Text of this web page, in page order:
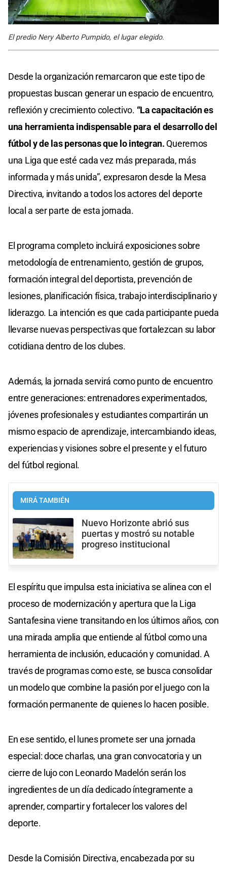
El predio Nery Alberto Pumpido, el lugar elegido.
Desde la organización remarcaron que este tipo de
propuestas buscan generar un espacio de encuentro,
reflexión y crecimiento colectivo. “La capacitación es
una herramienta indispensable para el desarrollo del
fútbol y de las personas que lo integran. Queremos
una Liga que esté cada vez más preparada, más
informada y más unida”, expresaron desde la Mesa
Directiva, invitando a todos los actores del deporte
local a ser parte de esta jornada.
El programa completo incluirá exposiciones sobre
metodología de entrenamiento, gestión de grupos,
formación integral del deportista, prevención de
lesiones, planificación física, trabajo interdisciplinario y
liderazgo. La intención es que cada participante pueda
llevarse nuevas perspectivas que fortalezcan su labor
cotidiana dentro de los clubes.
Además, la jornada servirá como punto de encuentro
entre generaciones: entrenadores experimentados,
jóvenes profesionales y estudiantes compartirán un
mismo espacio de aprendizaje, intercambiando ideas,
experiencias y visiones sobre el presente y el futuro
del fútbol regional.
MIRÁ TAMBIÉN
Nuevo Horizonte abrió sus
puertas y mostró su notable
progreso institucional
El espíritu que impulsa esta iniciativa se alinea con el
proceso de modernización y apertura que la Liga
Santafesina viene transitando en los últimos años, con
una mirada amplia que entiende al fútbol como una
herramienta de inclusión, educación y comunidad. A
través de programas como este, se busca consolidar
un modelo que combine la pasión por el juego con la
formación permanente de quienes lo hacen posible.
En ese sentido, el lunes promete ser una jornada
especial: doce charlas, una gran convocatoria y un
cierre de lujo con Leonardo Madelón serán los
ingredientes de un día dedicado íntegramente a
aprender, compartir y fortalecer los valores del
deporte.
Desde la Comisión Directiva, encabezada por su